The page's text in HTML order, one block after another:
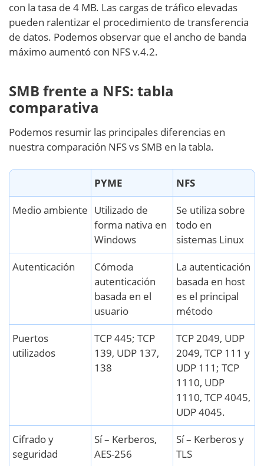
con la tasa de 4 MB. Las cargas de tráfico elevadas
pueden ralentizar el procedimiento de transferencia
de datos. Podemos observar que el ancho de banda
máximo aumentó con NFS v.4.2.
SMB frente a NFS: tabla
comparativa
Podemos resumir las principales diferencias en
nuestra comparación NFS vs SMB en la tabla.
PYME
NFS
Medio ambiente Utilizado de
forma nativa en
Windows
Se utiliza sobre
todo en
sistemas Linux
Autenticación
Cómoda
autenticación
basada en el
usuario
La autenticación
basada en host
es el principal
método
Puertos
utilizados
TCP 445; TCP
139, UDP 137,
138
TCP 2049, UDP
2049, TCP 111 y
UDP 111; TCP
1110, UDP
1110, TCP 4045,
UDP 4045.
Cifrado y
seguridad
Sí – Kerberos,
AES-256
Sí – Kerberos y
TLS